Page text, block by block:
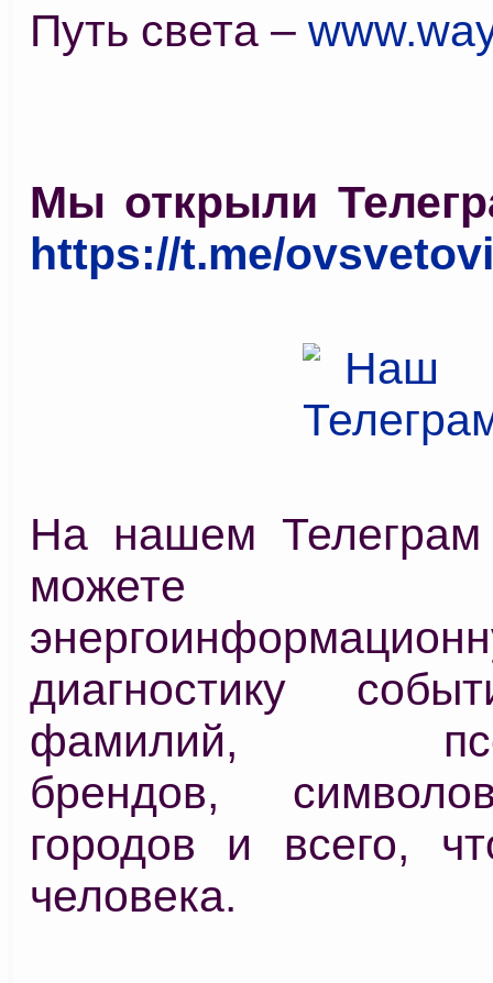
Путь света –
Мы открыли
https://t.me/
На нашем
можете
диагностику
фамилий,
брендов,
городов и всего,
человека.